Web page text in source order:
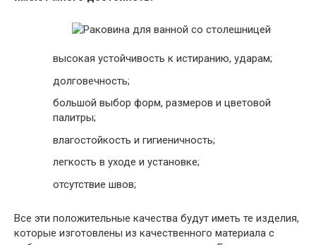
высокая устойчивость к истиранию, ударам;
долговечность;
большой выбор форм, размеров и цветовой
палитры;
влагостойкость и гигиеничность;
легкость в уходе и установке;
отсутствие швов;
Все эти положительные качества будут иметь те изделия,
которые изготовлены из качественного материала с